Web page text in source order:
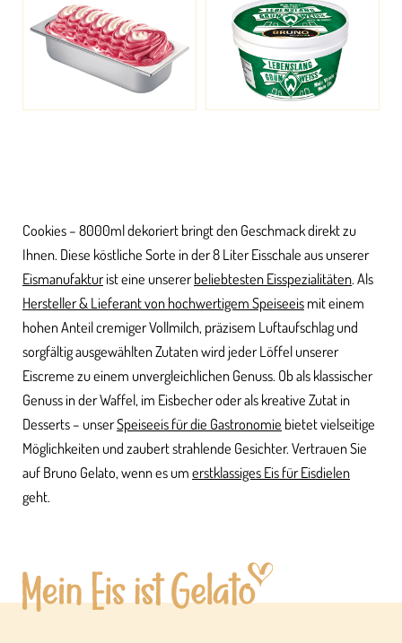
Cookies – 8000ml dekoriert bringt den Geschmack direkt zu
Ihnen. Diese köstliche Sorte in der 8 Liter Eisschale aus unserer
Eismanufakturist eine unsererbeliebtesten Eisspezialitäten. Als
Hersteller & Lieferant von hochwertigem Speiseeismit einem
hohen Anteil cremiger Vollmilch, präzisem Luftaufschlag und
sorgfältig ausgewählten Zutaten wird jeder Löffel unserer
Eiscreme zu einem unvergleichlichen Genuss. Ob als klassischer
Genuss in der Waffel, im Eisbecher oder als kreative Zutat in
Desserts – unserSpeiseeis für die Gastronomie bietet vielseitige
Möglichkeiten und zaubert strahlende Gesichter. Vertrauen Sie
auf Bruno Gelato, wenn es umerstklassiges Eis für Eisdielen
geht.